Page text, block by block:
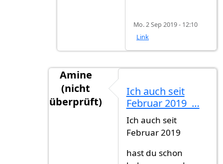
Mo. 2 Sep 2019 - 12:10
Link
Amine
(nicht
überprüft)
Warte seit feb 2019
Ich auch seit
Februar 2019 …
Ich auch seit
Februar 2019
hast du schon